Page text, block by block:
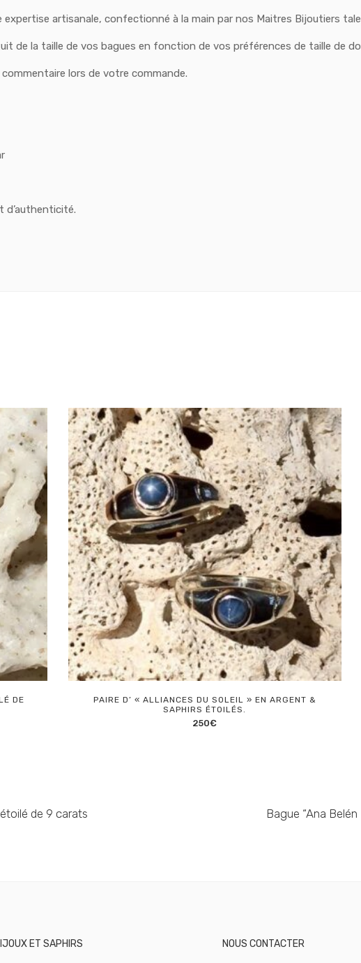
artisanale, confectionné à la main par nos Maitres Bijoutiers
de la taille de vos bagues en fonction de vos préférences de taille de
lors de votre commande.
d’authenticité.
DE
PAIRE D’ « ALLIANCES DU SOLEIL » EN ARGENT &
SAPHIRS ÉTOILÉS.
250€
de 9 carats Bague “Ana
ET SAPHIRS NOUS CONTACTER